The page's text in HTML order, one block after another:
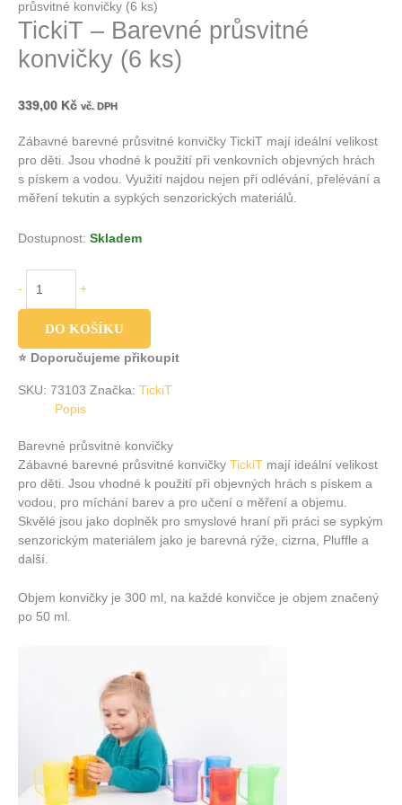
průsvitné konvičky (6 ks)
TickiT – Barevné průsvitné
konvičky (6 ks)
339,00 Kč vč. DPH
Zábavné barevné průsvitné konvičky TickiT mají ideální velikost
pro děti. Jsou vhodné k použití při venkovních objevných hrách
s pískem a vodou. Využití najdou nejen při odlévání, přelévání a
měření tekutin a sypkých senzorických materiálů.
Dostupnost: Skladem
- +
DO KOŠÍKU
⭐ Doporučujeme přikoupit
SKU: 73103 Značka: TickiT
Popis
Barevné průsvitné konvičky
Zábavné barevné průsvitné konvičky TickiT mají ideální velikost
pro děti. Jsou vhodné k použití při objevných hrách s pískem a
vodou, pro míchání barev a pro učení o měření a objemu.
Skvělé jsou jako doplněk pro smyslové hraní při práci se sypkým
senzorickým materiálem jako je barevná rýže, cizrna, Pluffle a
další.
Objem konvičky je 300 ml, na každé konvičce je objem značený
po 50 ml.